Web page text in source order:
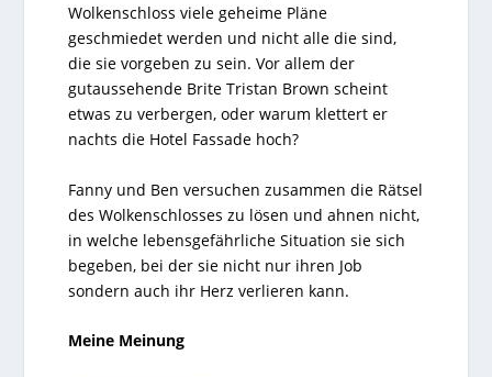
Wolkenschloss viele geheime Pläne
geschmiedet werden und nicht alle die sind,
die sie vorgeben zu sein. Vor allem der
gutaussehende Brite Tristan Brown scheint
etwas zu verbergen, oder warum klettert er
nachts die Hotel Fassade hoch?
Fanny und Ben versuchen zusammen die Rätsel
des Wolkenschlosses zu lösen und ahnen nicht,
in welche lebensgefährliche Situation sie sich
begeben, bei der sie nicht nur ihren Job
sondern auch ihr Herz verlieren kann.
Meine Meinung